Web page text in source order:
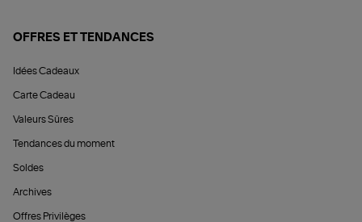
OFFRES ET TENDANCES
Idées Cadeaux
Carte Cadeau
Valeurs Sûres
Tendances du moment
Soldes
Archives
Offres Privilèges